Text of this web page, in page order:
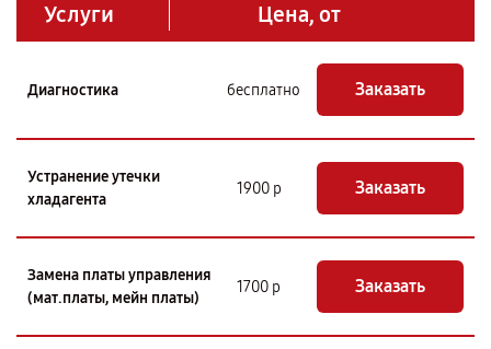
Услуги Цена, от
Диагностика бесплатно Заказать
Устранение утечки
хладагента
1900 р Заказать
Замена платы управления
(мат.платы, мейн платы)
1700 р Заказать